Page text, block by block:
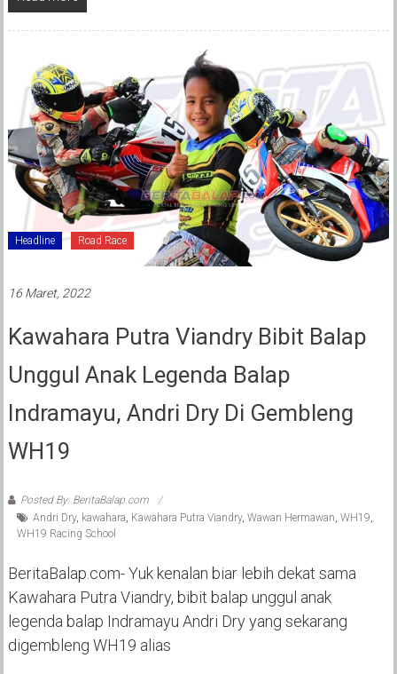
Headline Road Race
16 Maret, 2022
Kawahara Putra Viandry Bibit Balap
Unggul Anak Legenda Balap
Indramayu, Andri Dry Di Gembleng
WH19
Posted By: BeritaBalap.com
Andri Dry, kawahara, Kawahara Putra Viandry, Wawan Hermawan, WH19,
WH19 Racing School
BeritaBalap.com- Yuk kenalan biar lebih dekat sama
Kawahara Putra Viandry, bibit balap unggul anak
legenda balap Indramayu Andri Dry yang sekarang
digembleng WH19 alias